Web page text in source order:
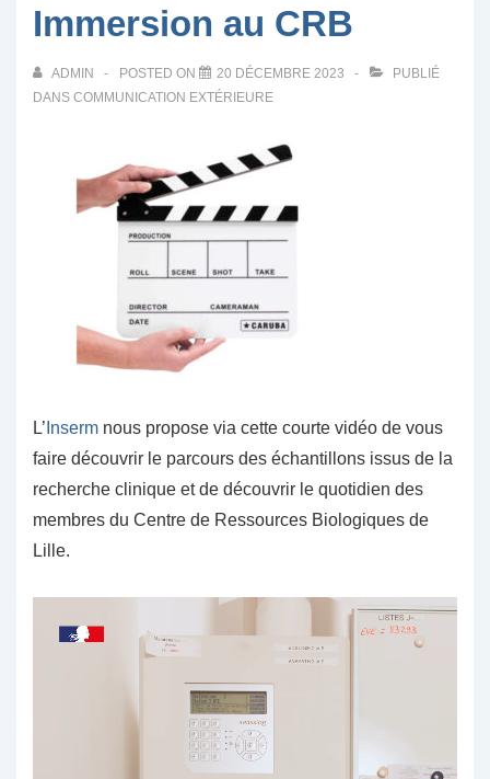
Immersion au CRB
ADMIN POSTED ON 20 DÉCEMBRE 2023
PUBLIÉ
DANS COMMUNICATION EXTÉRIEURE
L’ Inserm nous propose via cette courte vidéo de vous
faire découvrir le parcours des échantillons issus de la
recherche clinique et de découvrir le quotidien des
membres du Centre de Ressources Biologiques de
Lille.